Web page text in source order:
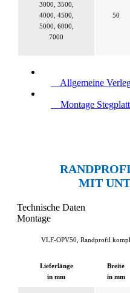
3000, 3500,
4000, 4500,
5000, 6000,
7000
50
Allgemeine
Montage
MIT
Technische Daten
Montage
VLF-OPV50, Randprofil
Lieferlänge
in mm
Breite
in mm